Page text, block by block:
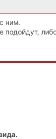
ним.
подойдут,